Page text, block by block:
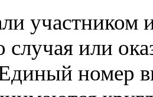
участником
случая или
номер